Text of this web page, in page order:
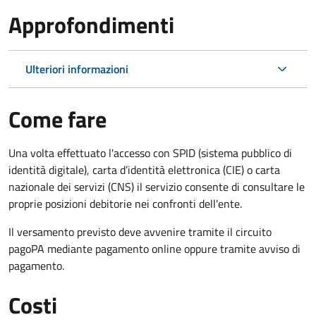
Approfondimenti
Ulteriori informazioni
Come fare
Una volta effettuato l'accesso con SPID (sistema pubblico di
identità digitale), carta d’identità elettronica (CIE) o carta
nazionale dei servizi (CNS) il servizio consente di consultare le
proprie posizioni debitorie nei confronti dell'ente.
Il versamento previsto deve avvenire tramite il circuito
pagoPA mediante pagamento online oppure tramite avviso di
pagamento.
Costi